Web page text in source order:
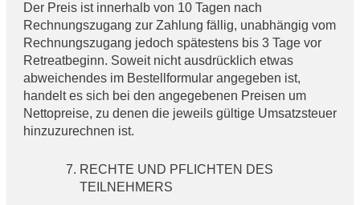
Der Preis ist innerhalb von 10 Tagen nach
Rechnungszugang zur Zahlung fällig, unabhängig vom
Rechnungszugang jedoch spätestens bis 3 Tage vor
Retreatbeginn. Soweit nicht ausdrücklich etwas
abweichendes im Bestellformular angegeben ist,
handelt es sich bei den angegebenen Preisen um
Nettopreise, zu denen die jeweils gültige Umsatzsteuer
hinzuzurechnen ist.
RECHTE UND PFLICHTEN DES
TEILNEHMERS